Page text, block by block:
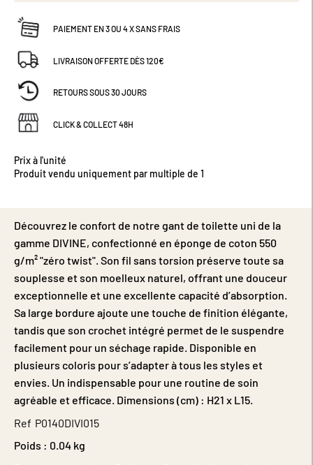
PAIEMENT EN 3 OU 4 X SANS FRAIS
LIVRAISON OFFERTE DÈS 120€
RETOURS SOUS 30 JOURS
CLICK & COLLECT 48H
Prix à l'unité
Produit vendu uniquement par multiple de 1
Découvrez le confort de notre gant de toilette uni de la
gamme DIVINE, confectionné en éponge de coton 550
g/m² "zéro twist". Son fil sans torsion préserve toute sa
souplesse et son moelleux naturel, offrant une douceur
exceptionnelle et une excellente capacité d’absorption.
Sa large bordure ajoute une touche de finition élégante,
tandis que son crochet intégré permet de le suspendre
facilement pour un séchage rapide. Disponible en
plusieurs coloris pour s’adapter à tous les styles et
envies. Un indispensable pour une routine de soin
agréable et efficace. Dimensions (cm) : H21 x L15.
Ref P0140DIVI015
Poids : 0.04 kg